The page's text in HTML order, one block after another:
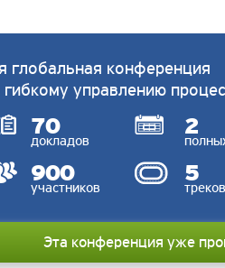
глобальная конференция
гибкому управлению
70
докладов 2
900
участников 5
треков
Эта конференция уже